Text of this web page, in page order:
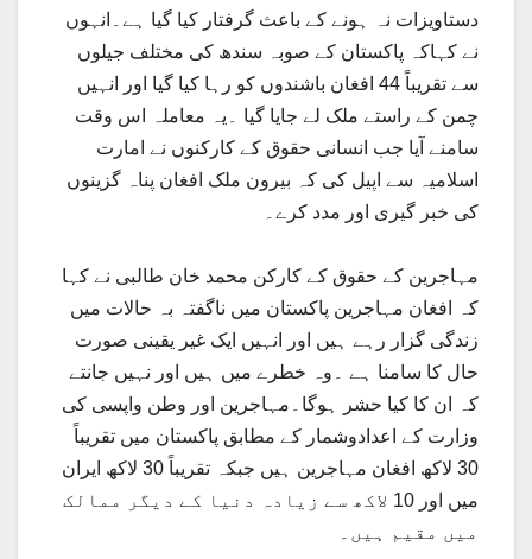
دستاویزات نہ ہونے کے باعث گرفتار کیا گیا ہے۔انہوں
نے کہاکہ پاکستان کے صوبہ سندھ کی مختلف جیلوں
سے تقریباً 44 افغان باشندوں کو رہا کیا گیا اور انہیں
چمن کے راستے ملک لے جایا گیا ۔یہ معاملہ اس وقت
سامنے آیا جب انسانی حقوق کے کارکنوں نے امارت
اسلامیہ سے اپیل کی کہ بیرون ملک افغان پناہ گزینوں
کی خبر گیری اور مدد کرے۔
مہاجرین کے حقوق کے کارکن محمد خان طالبی نے کہا
کہ افغان مہاجرین پاکستان میں ناگفتہ بہ حالات میں
زندگی گزار رہے ہیں اور انہیں ایک غیر یقینی صورت
حال کا سامنا ہے ۔وہ خطرے میں ہیں اور نہیں جانتے
کہ ان کا کیا حشر ہوگا۔مہاجرین اور وطن واپسی کی
وزارت کے اعدادوشمار کے مطابق پاکستان میں تقریباً
30 لاکھ افغان مہاجرین ہیں جبکہ تقریباً 30 لاکھ ایران
میں اور 10 لاکھ سے زیادہ دنیا کے دیگر ممالک
میں مقیم ہیں۔